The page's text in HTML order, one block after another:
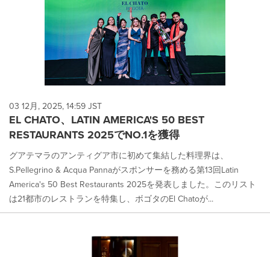
03 12月, 2025, 14:59 JST
EL CHATO、LATIN AMERICA'S 50 BEST
RESTAURANTS 2025でNO.1を獲得
グアテマラのアンティグア市に初めて集結した料理界は、
S.Pellegrino & Acqua Pannaがスポンサーを務める第13回Latin
America's 50 Best Restaurants 2025を発表しました。このリスト
は21都市のレストランを特集し、ボゴタのEl Chatoが...